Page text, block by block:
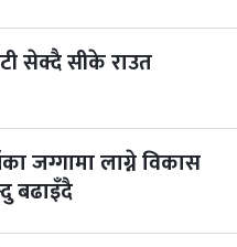
सेक्दै सीके राउत
जग्गामा लाग्ने विकास
बढाइँदै